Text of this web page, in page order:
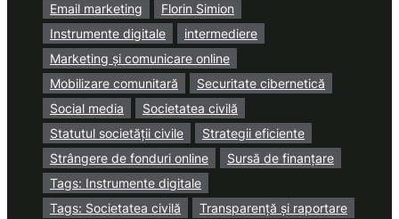
Email marketing
Florin Simion
Instrumente digitale
intermediere
Marketing și comunicare online
Mobilizare comunitară
Securitate cibernetică
Social media
Societatea civilă
Statutul societății civile
Strategii eficiente
Strângere de fonduri online
Sursă de finanțare
Tags: Instrumente digitale
Tags: Societatea civilă
Transparență și raportare